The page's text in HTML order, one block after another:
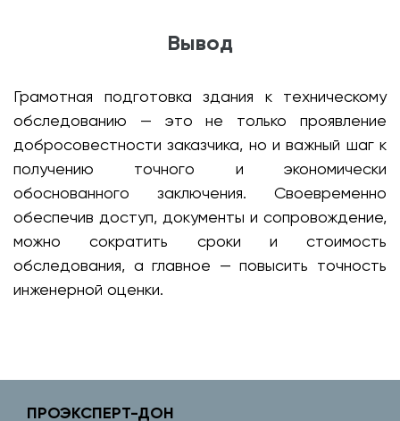
Вывод
Грамотная подготовка здания к техническому
обследованию — это не только проявление
добросовестности заказчика, но и важный шаг к
получению точного и экономически
обоснованного заключения. Своевременно
обеспечив доступ, документы и сопровождение,
можно сократить сроки и стоимость
обследования, а главное — повысить точность
инженерной оценки.
ПРОЭКСПЕРТ-ДОН